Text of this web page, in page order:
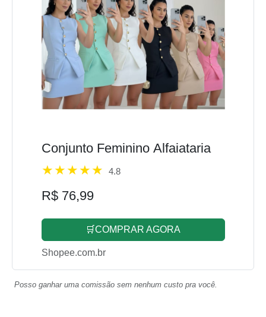
Conjunto Feminino Alfaiataria
4.8
R$ 76,99
🛒COMPRAR AGORA
Shopee.com.br
Posso ganhar uma comissão sem nenhum custo pra você.